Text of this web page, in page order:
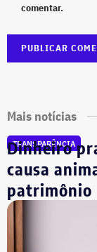
comentar.
Mais notícias
TRANSPARÊNCIA
Dinheiro
causa
patrimônio